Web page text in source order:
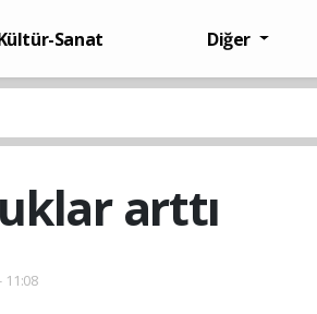
Sanat
Diğer
arttı
11:08